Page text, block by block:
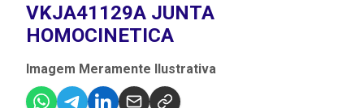
VKJA41129A JUNTA
HOMOCINETICA
Imagem Meramente Ilustrativa